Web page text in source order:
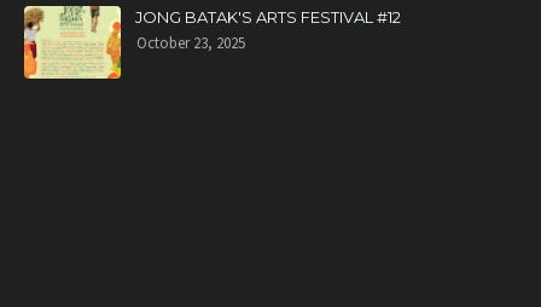
JONG BATAK'S ARTS FESTIVAL #12
October 23, 2025